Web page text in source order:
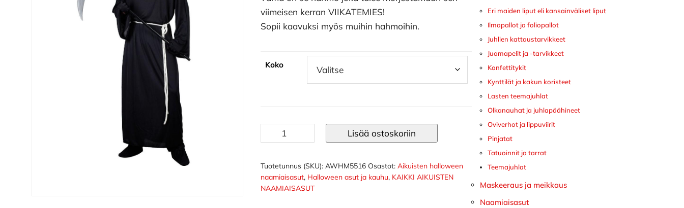
viimeisen kerran VIIKATEMIES!
Sopii kaavuksi myös muihin hahmoihin.
Koko
Viikatemies
asu
Silmäys
määrä
Lisää ostoskoriin
Tuotetunnus (SKU):AWHM5516 Osastot:Aikuisten halloween
naamiaisasut, Halloween asut ja kauhu, KAIKKI AIKUISTEN
NAAMIAISASUT
Eri maiden liput eli kansainväliset liput
Ilmapallot ja foliopallot
Juhlien kattaustarvikkeet
Juomapelit ja -tarvikkeet
Konfettitykit
Kynttilät ja kakun koristeet
Lasten teemajuhlat
Olkanauhat ja juhlapäähineet
Oviverhot ja lippuviirit
Pinjatat
Tatuoinnit ja tarrat
Teemajuhlat
Maskeeraus ja meikkaus
Naamiaisasut